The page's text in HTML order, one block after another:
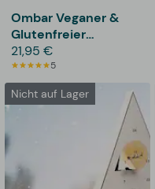
Ombar Veganer &
Glutenfreier
Schokoladen-
Adventskalender
21,95 €
5
Nicht auf Lager